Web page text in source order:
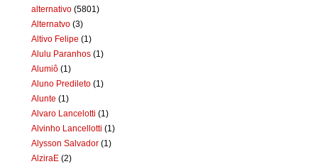
alternativo (5801)
Alternatvo (3)
Altivo Felipe (1)
Alulu Paranhos (1)
Alumiô (1)
Aluno Predileto (1)
Alunte (1)
Alvaro Lancelotti (1)
Alvinho Lancellotti (1)
Alysson Salvador (1)
AlziraE (2)